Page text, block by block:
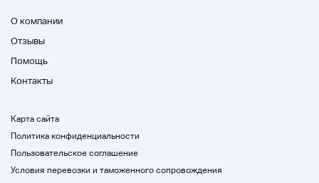
О компании
Отзывы
Помощь
Контакты
Карта сайта
Политика конфиденциальности
Пользовательское соглашение
Условия перевозки и таможенного сопровождения